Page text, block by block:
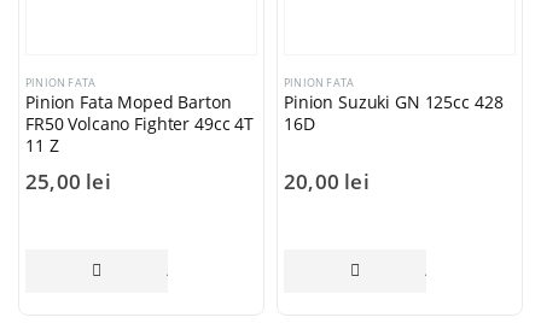
PINION FATA
Pinion Fata Moped Barton
FR50 Volcano Fighter 49cc 4T
11 Z
25,00 lei
ADAUGĂ ÎN COȘ
PINION FATA
Pinion Suzuki GN 125cc 428
16D
20,00 lei
ADAUGĂ ÎN COȘ